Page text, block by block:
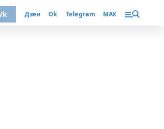
Дзен Ok Telegram MAX